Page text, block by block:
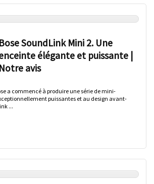
Bose SoundLink Mini 2. Une
élégante et puissante |
Notre avis
a commencé à produire une série de mini-
puissantes et au design avant-
...